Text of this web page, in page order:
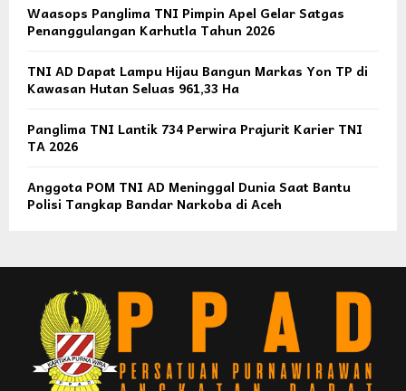
Waasops Panglima TNI Pimpin Apel Gelar Satgas
Penanggulangan Karhutla Tahun 2026
TNI AD Dapat Lampu Hijau Bangun Markas Yon TP di
Kawasan Hutan Seluas 961,33 Ha
Panglima TNI Lantik 734 Perwira Prajurit Karier TNI
TA 2026
Anggota POM TNI AD Meninggal Dunia Saat Bantu
Polisi Tangkap Bandar Narkoba di Aceh